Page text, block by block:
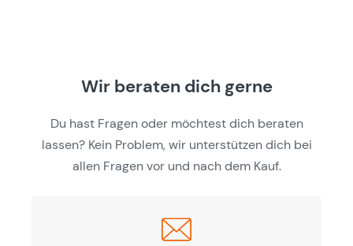
Wir beraten dich gerne
Du hast Fragen oder möchtest dich beraten
lassen? Kein Problem, wir unterstützen dich bei
allen Fragen vor und nach dem Kauf.